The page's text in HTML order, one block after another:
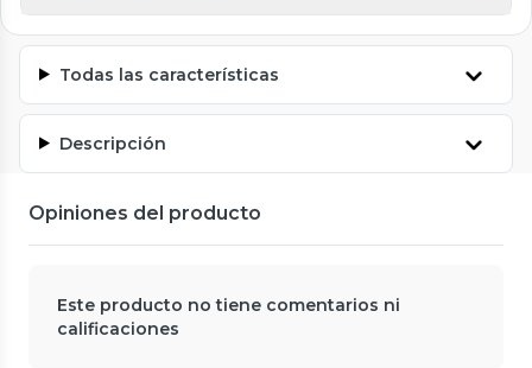
Todas las características
Descripción
Opiniones del producto
Este producto no tiene comentarios ni
calificaciones